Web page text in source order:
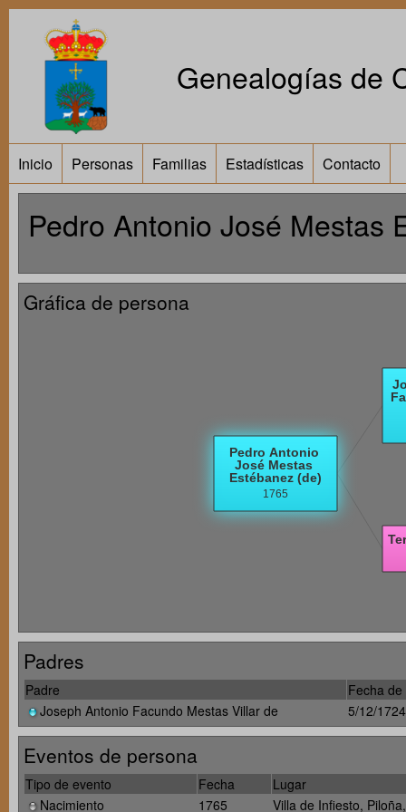
Genealogías de
Inicio Personas Familias Estadísticas Contacto
Pedro Antonio José Mestas
Gráfica de persona
Padres
Padre
Fecha
Joseph Antonio Facundo Mestas Villar de
5/12/1724
Eventos de persona
Tipo de evento Fecha
Lugar
Nacimiento
1765
Villa de Infiesto,